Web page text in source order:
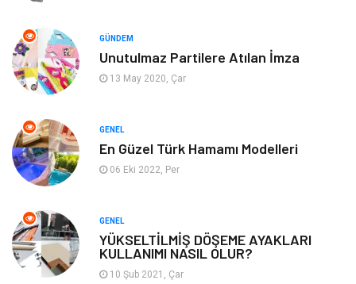
Organizasyon Mobilya
Tatil Finans & Ekonomi
Turizm
Aksesuar
Plastik
GÜNDEM
Unutulmaz Partilere Atılan İmza
13 May 2020, Çar
GENEL
En Güzel Türk Hamamı Modelleri
06 Eki 2022, Per
GENEL
YÜKSELTİLMİŞ DÖŞEME AYAKLARI
KULLANIMI NASIL OLUR?
10 Şub 2021, Çar